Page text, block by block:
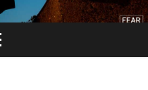
クチャ
陽介